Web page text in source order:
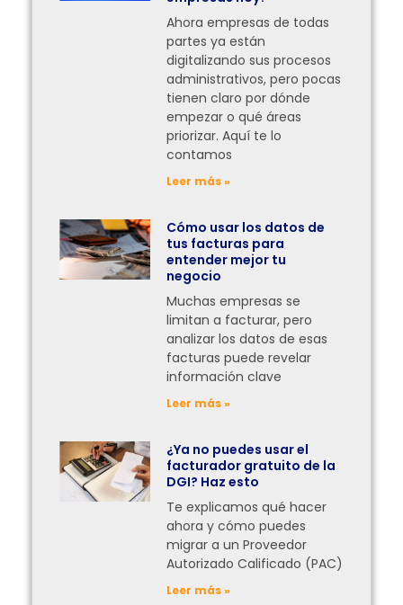
Ahora empresas de todas
partes ya están
digitalizando sus procesos
administrativos, pero pocas
tienen claro por dónde
empezar o qué áreas
priorizar. Aquí te lo
contamos
Leer más »
Cómo usar los datos de
tus facturas para
entender mejor tu
negocio
Muchas empresas se
limitan a facturar, pero
analizar los datos de esas
facturas puede revelar
información clave
Leer más »
¿Ya no puedes usar el
facturador gratuito de la
DGI? Haz esto
Te explicamos qué hacer
ahora y cómo puedes
migrar a un Proveedor
Autorizado Calificado (PAC)
Leer más »